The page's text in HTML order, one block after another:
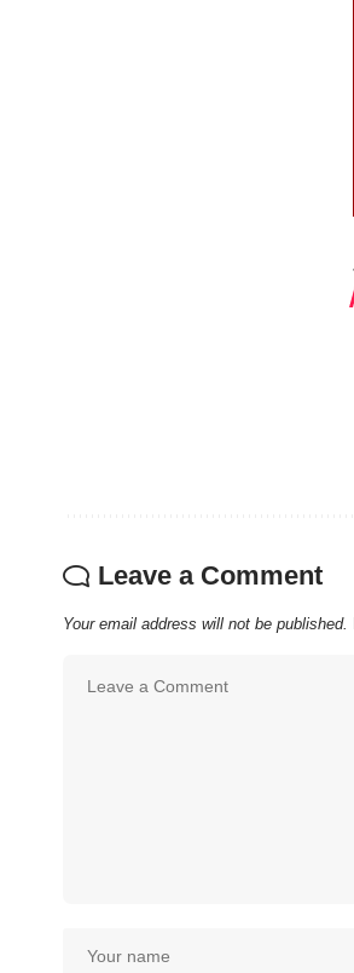
Leave a Comment
Your email address will not be published.